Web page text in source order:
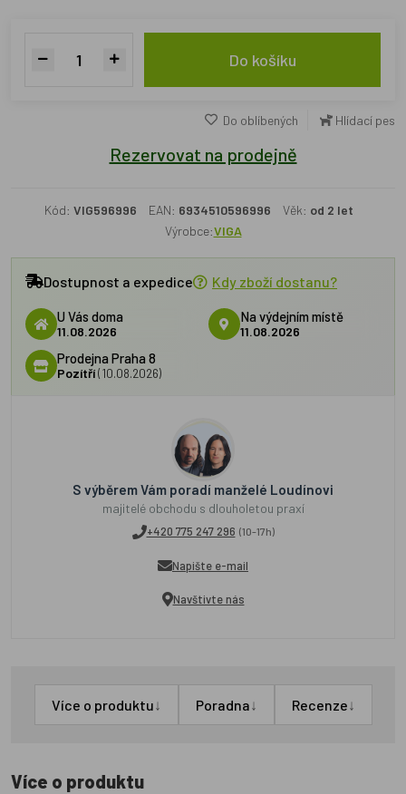
Do košíku
Do oblíbených Hlídací pes
Rezervovat na prodejně
Kód: VIG596996 EAN: 6934510596996 Věk: od 2 let
Výrobce:VIGA
Dostupnost a expedice Kdy zboží dostanu?
U Vás doma
11.08.2026
Na výdejním místě
11.08.2026
Prodejna Praha 8
Pozítří(10.08.2026)
S výběrem Vám poradí manželé Loudínovi
majitelé obchodu s dlouholetou praxí
+420 775 247 296 (10-17h)
Napište e-mail
Navštivte nás
Více o produktu↓ Poradna↓ Recenze↓
Více o produktu